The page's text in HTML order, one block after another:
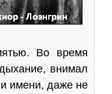
Во время
внимал
имени, даже не